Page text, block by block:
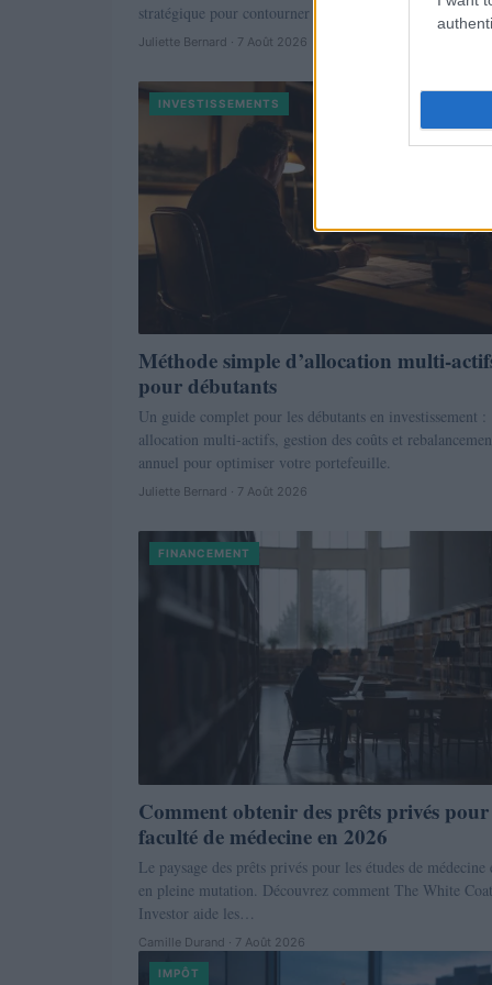
stratégique pour contourner les sanctions occidentales
Juliette Bernard · 7 Août 2026
INVESTISSEMENTS
Méthode simple d’allocation multi-
pour débutants
Un guide complet pour les débutants en investissement :
allocation multi-actifs, gestion des coûts et
annuel pour optimiser votre portefeuille.
Juliette Bernard · 7 Août 2026
FINANCEMENT
Comment obtenir des prêts privés
faculté de médecine en 2026
Le paysage des prêts privés pour les études de médecine
en pleine mutation. Découvrez comment The White Coat
Investor aide les…
Camille Durand · 7 Août 2026
IMPÔT